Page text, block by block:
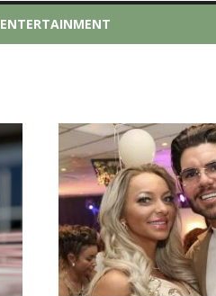
ENTERTAINMENT